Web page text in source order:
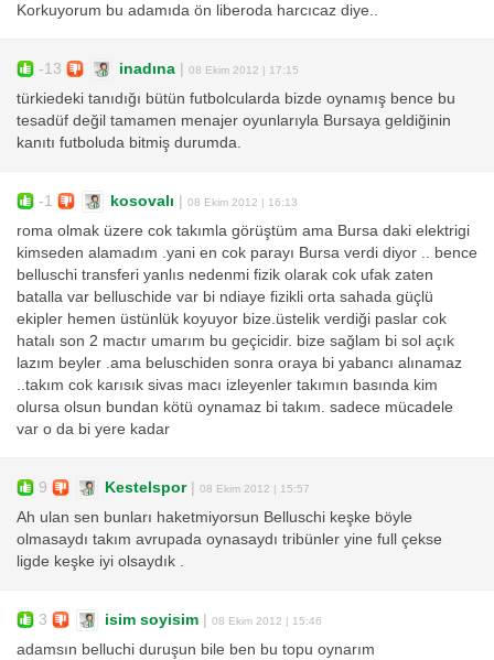
Korkuyorum bu adamıda ön liberoda harcıcaz diye..
-13 inadına | 08 Ekim 2012 | 17:15
türkiedeki tanıdığı bütün futbolcularda bizde oynamış bence bu
tesadüf değil tamamen menajer oyunlarıyla Bursaya geldiğinin
kanıtı futboluda bitmiş durumda.
-1 kosovalı | 08 Ekim 2012 | 16:13
roma olmak üzere cok takımla görüştüm ama Bursa daki elektrigi
kimseden alamadım .yani en cok parayı Bursa verdi diyor .. bence
belluschi transferi yanlıs nedenmi fizik olarak cok ufak zaten
batalla var belluschide var bi ndiaye fizikli orta sahada güçlü
ekipler hemen üstünlük koyuyor bize.üstelik verdiği paslar cok
hatalı son 2 mactır umarım bu geçicidir. bize sağlam bi sol açık
lazım beyler .ama beluschiden sonra oraya bi yabancı alınamaz
..takım cok karısık sivas macı izleyenler takımın basında kim
olursa olsun bundan kötü oynamaz bi takım. sadece mücadele
var o da bi yere kadar
9 Kestelspor| 08 Ekim 2012 | 15:57
Ah ulan sen bunları haketmiyorsun Belluschi keşke böyle
olmasaydı takım avrupada oynasaydı tribünler yine full çekse
ligde keşke iyi olsaydık .
3 isim soyisim | 08 Ekim 2012 | 15:46
adamsın belluchi duruşun bile ben bu topu oynarım